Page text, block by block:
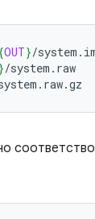
OUT}/
}/system.raw